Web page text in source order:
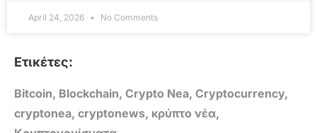
April 24, 2026 No Comments
Ετικέτες:
Bitcoin, Blockchain, Crypto Nea, Cryptocurrency,
cryptonea, cryptonews, κρύπτο νέα,